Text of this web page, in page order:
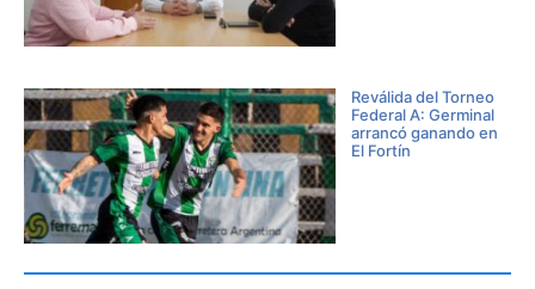
Reválida del Torneo
Federal A: Germinal
arrancó ganando en
El Fortín